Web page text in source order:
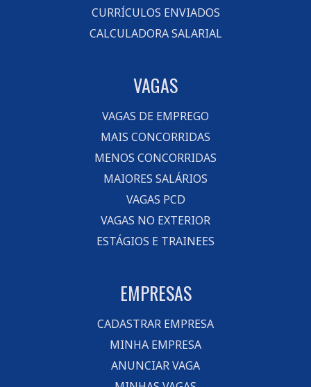
CURRÍCULOS ENVIADOS
CALCULADORA SALARIAL
VAGAS
VAGAS DE EMPREGO
MAIS CONCORRIDAS
MENOS CONCORRIDAS
MAIORES SALÁRIOS
VAGAS PCD
VAGAS NO EXTERIOR
ESTÁGIOS E TRAINEES
EMPRESAS
CADASTRAR EMPRESA
MINHA EMPRESA
ANUNCIAR VAGA